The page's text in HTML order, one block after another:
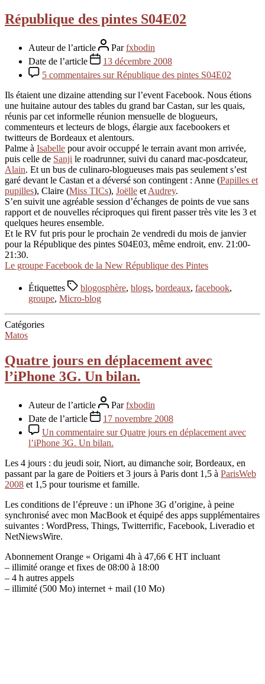
République des pintes S04E02
Auteur de l’article Parfxbodin
Date de l’article
13 décembre 2008
5 commentaires sur République des pintes S04E02
Ils étaient une dizaine attending sur l’event Facebook. Nous étions
une huitaine autour des tables du grand bar Castan, sur les quais,
réunis par cet informelle réunion mensuelle de blogueurs,
commenteurs et lecteurs de blogs, élargie aux facebookers et
twitteurs de Bordeaux et alentours.
Palme à Isabelle pour avoir occuppé le terrain avant mon arrivée,
puis celle de Sanji le roadrunner, suivi du canard mac-posdcateur,
Alain. Et un bus de culinaro-blogueuses mais pas seulement s’est
garé devant le Castan et a déversé son contingent : Anne (Papilles et
pupilles), Claire (Miss TICs), Joëlle et Audrey.
S’en suivit une agréable session d’échanges de points de vue sans
rapport et de nouvelles réciproques qui firent passer très vite les 3 et
quelques heures ensemble.
Et le RV fut pris pour le prochain 2e vendredi du mois de janvier
pour la République des pintes S04E03, même endroit, env. 21:00-
21:30.
Le groupe Facebook de la New République des Pintes
Étiquettes blogosphère, blogs, bordeaux, facebook,
groupe, Micro-blog
Catégories
Matos
Quatre jours en déplacement avec
l’iPhone 3G. Un bilan.
Auteur de l’article Parfxbodin
Date de l’article
17 novembre 2008
Un commentaire sur Quatre jours en déplacement avec
l’iPhone 3G. Un bilan.
Les 4 jours : du jeudi soir, Niort, au dimanche soir, Bordeaux, en
passant par la gare de Poitiers et 3 jours à Paris dont 1,5 à ParisWeb
2008 et 1,5 pour tourisme et famille.
Les conditions de l’épreuve : un iPhone 3G d’origine, à peine
synchronisé avec mon MacBook et équipé des apps supplémentaires
suivantes : WordPress, Things, Twitterrific, Facebook, Liveradio et
NetNiewsWire.
Abonnement Orange « Origami 4h à 47,66 € HT incluant
– illimité orange et fixes de 08:00 à 18:00
– 4 h autres appels
– illimité (500 Mo) internet + mail (10 Mo)